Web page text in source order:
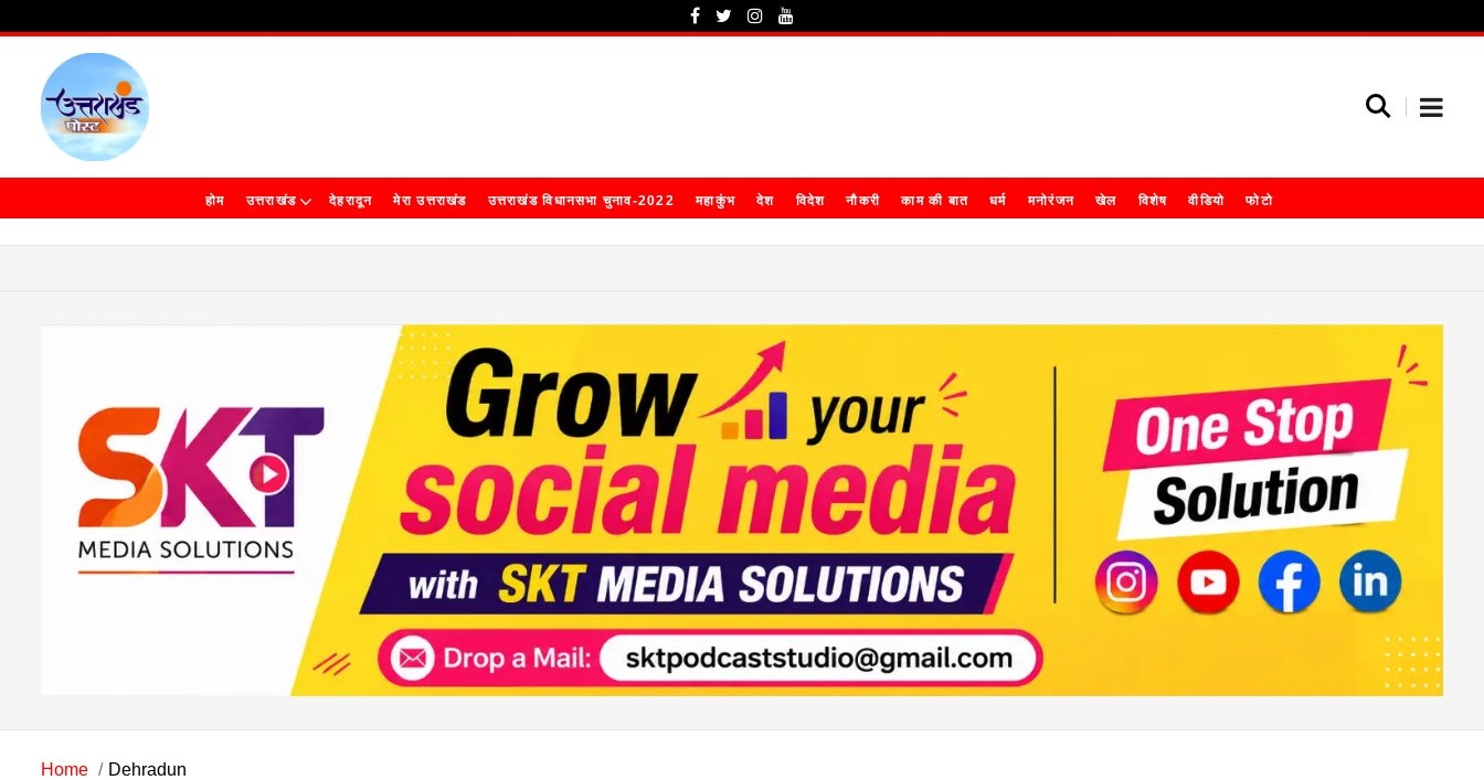
होम उत्तराखंड देहरादून मेरा उत्तराखंड उत्तराखंड विधानसभा चुनाव-2022 महाकुंभ देश विदेश नौकरी काम की बात धर्म मनोरंजन खेल विशेष वीडियो फोटो
Home Dehradun